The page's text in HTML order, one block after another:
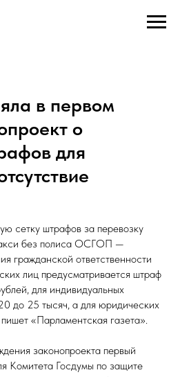
в первом
о
для
сетку штрафов за перевозку
без полиса ОСГОП —
гражданской ответственности
лиц предусматривается штраф
для индивидуальных
до 25 тысяч, а для юридических
«Парламентская газета».
законопроекта первый
Комитета Госдумы по защите